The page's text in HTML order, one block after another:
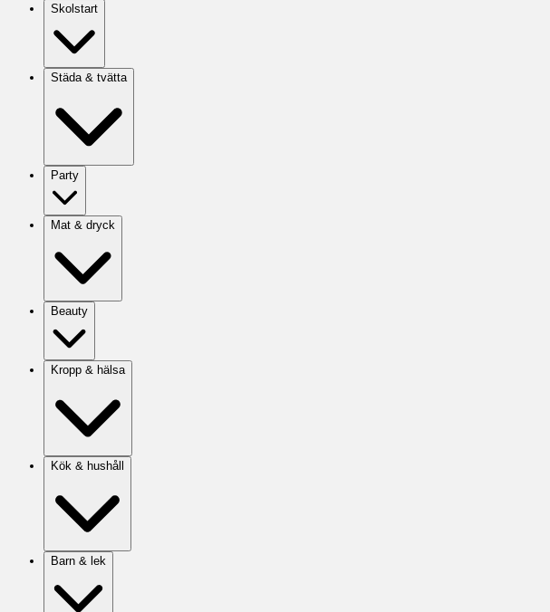
Skolstart
Städa & tvätta
Party
Mat & dryck
Beauty
Kropp & hälsa
Kök & hushåll
Barn & lek